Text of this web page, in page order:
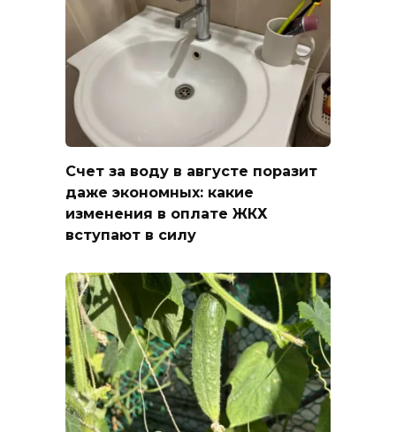
Счет за воду в августе поразит
даже экономных: какие
изменения в оплате ЖКХ
вступают в силу